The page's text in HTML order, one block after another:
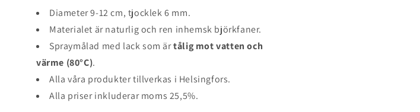
Diameter 9-12 cm, tjocklek 6 mm.
Materialet är naturlig och ren inhemsk björkfaner.
Spraymålad med lack som ärtålig mot vatten och
värme (80°C).
Alla våra produkter tillverkas i Helsingfors.
Alla priser inkluderar moms 25,5%.